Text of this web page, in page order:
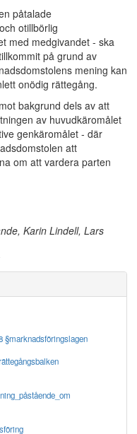
påtalade
otillbörlig
med medgivandet - ska
på grund av
mening kan
onödig rättegång.
bakgrund dels av att
av huvudkäromålet
genkäromålet - där
att
om att vardera parten
Karin Lindell, Lars
§marknadsföringslagen